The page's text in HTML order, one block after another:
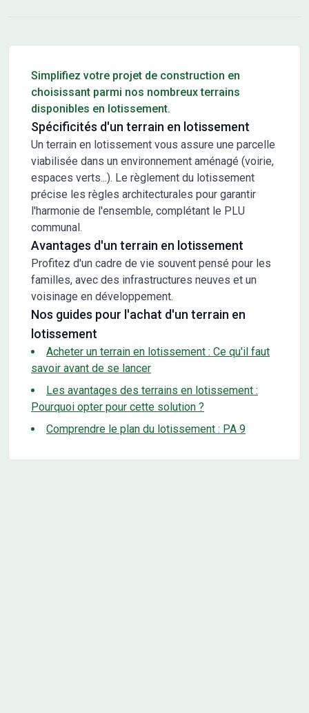
Simplifiez votre projet de construction en
choisissant parmi nos nombreux terrains
disponibles en lotissement.
Spécificités d'un terrain en lotissement
Un terrain en lotissement vous assure une parcelle
viabilisée dans un environnement aménagé (voirie,
espaces verts...). Le règlement du lotissement
précise les règles architecturales pour garantir
l'harmonie de l'ensemble, complétant le PLU
communal.
Avantages d'un terrain en lotissement
Profitez d'un cadre de vie souvent pensé pour les
familles, avec des infrastructures neuves et un
voisinage en développement.
Nos guides pour l'achat d'un terrain en
lotissement
Acheter un terrain en lotissement : Ce qu'il faut
savoir avant de se lancer
Les avantages des terrains en lotissement :
Pourquoi opter pour cette solution ?
Comprendre le plan du lotissement : PA 9